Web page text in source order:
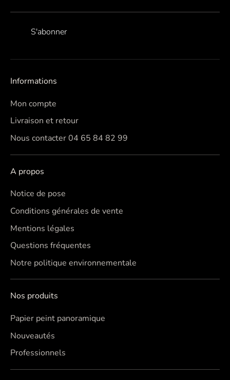
S'abonner
Informations
Mon compte
Livraison et retour
Nous contacter 04 65 84 82 99
A propos
Notice de pose
Conditions générales de vente
Mentions légales
Questions fréquentes
Notre politique environnementale
Nos produits
Papier peint panoramique
Nouveautés
Professionnels